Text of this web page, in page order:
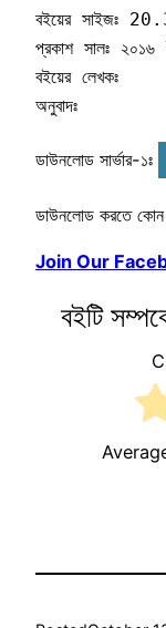
বইয়ের সাইজঃ
প্রকাশ সালঃ ২০১৬
বইয়ের লেখকঃ
অনুবাদঃ
ডাউনলোড সার্ভার-১ঃ
ডাউনলোড করতে কোন
Join Our
বইটি